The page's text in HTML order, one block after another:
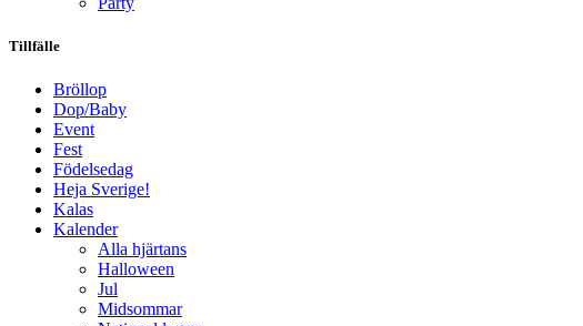
Tillfälle
Bröllop
Dop/Baby
Event
Fest
Födelsedag
Heja Sverige!
Kalas
Kalender
Alla hjärtans
Halloween
Jul
Midsommar